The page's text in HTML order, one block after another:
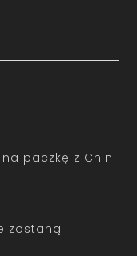
paczkę z Chin
zostaną